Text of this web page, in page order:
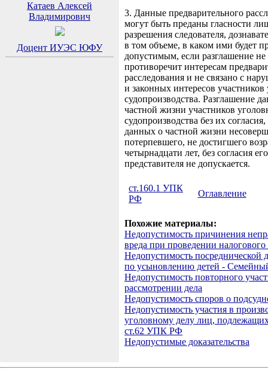
Катаев Алексей
Владимирович
Доцент ИУЭС ЮФУ
3. Данные предварительного
могут быть преданы гласности
разрешения следователя,
в том объеме, в каком ими будет
допустимым, если разглашение не
противоречит интересам
расследования и не связано с
и законных интересов участников
судопроизводства. Разглашение
частной жизни участников
судопроизводства без их
данных о частной жизни
потерпевшего, не достигшего
четырнадцати лет, без согласия
представителя не допускается.
ст.160.1 УПК
РФ
Оглавление
Похожие материалы:
Недопустимость причинения
вреда при проведении налогового
Недопустимость посреднической
по усыновлению детей -
Недопустимость повторного
рассмотрении дела
Недопустимость споров о
Недопустимость участия в
уголовному делу лиц,
ст.62 УПК РФ
Недопустимые доказательства